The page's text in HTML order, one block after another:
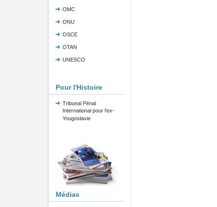
OMC
ONU
OSCE
OTAN
UNESCO
Pour l'Histoire
Tribunal Pénal
International pour l'ex-
Yougoslavie
Médias